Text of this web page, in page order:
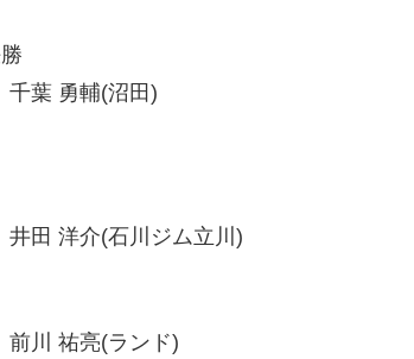
葉 勇輔(沼田)
田 洋介(石川ジム立川)
川 祐亮(ランド)